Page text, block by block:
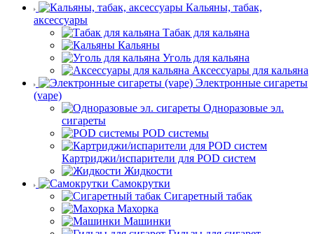
Кальяны, табак,
аксессуары
Табак для кальяна
Кальяны
Уголь для кальяна
Аксессуары для кальяна
Электронные сигареты
(vape)
Одноразовые эл.
сигареты
POD системы
Картриджи/испарители для POD систем
Жидкости
Самокрутки
Сигаретный табак
Махорка
Машинки